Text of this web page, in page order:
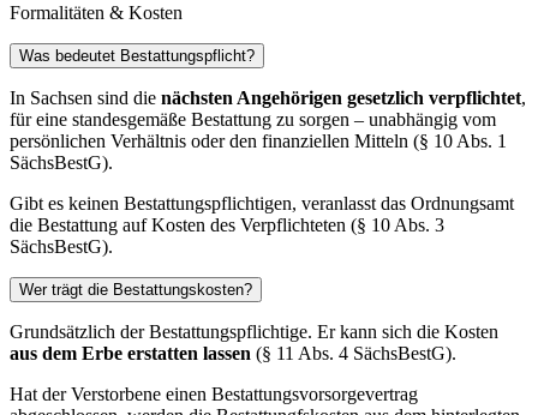
Formalitäten & Kosten
Was bedeutet Bestattungspflicht?
In Sachsen sind die nächsten Angehörigen gesetzlich verpflichtet,
für eine standesgemäße Bestattung zu sorgen – unabhängig vom
persönlichen Verhältnis oder den finanziellen Mitteln (§ 10 Abs. 1
SächsBestG).
Gibt es keinen Bestattungspflichtigen, veranlasst das Ordnungsamt
die Bestattung auf Kosten des Verpflichteten (§ 10 Abs. 3
SächsBestG).
Wer trägt die Bestattungskosten?
Grundsätzlich der Bestattungspflichtige. Er kann sich die Kosten
aus dem Erbe erstatten lassen (§ 11 Abs. 4 SächsBestG).
Hat der Verstorbene einen Bestattungsvorsorgevertrag